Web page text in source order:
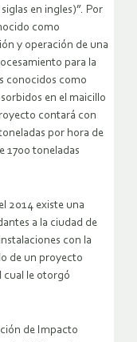
en ingles)”. Por
como
y operación de una
para la
conocidos como
en el maicillo
contará con
por hora de
1700 toneladas
2014 existe una
a la ciudad de
con la
de un proyecto
cual le otorgó
de Impacto